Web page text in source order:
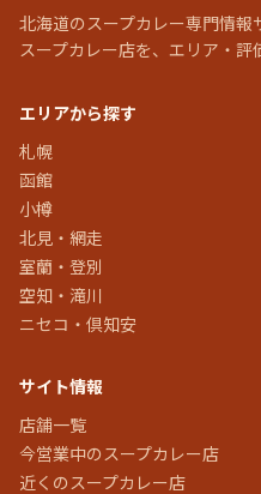
北海道のスープカレー専門情
スープカレー店を、エリア・評
エリアから探す
札幌
函館
小樽
北見・網走
室蘭・登別
空知・滝川
ニセコ・倶知安
サイト情報
店舗一覧
今営業中のスープカレー店
近くのスープカレー店